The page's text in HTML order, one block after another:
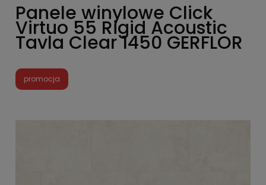
Panele winylowe Click
Virtuo 55 Rigid Acoustic
Tavla Clear 1450 GERFLOR
promocja